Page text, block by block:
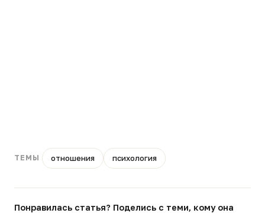
ТЕМЫ отношения психология
Понравилась статья? Поделись с теми, кому она